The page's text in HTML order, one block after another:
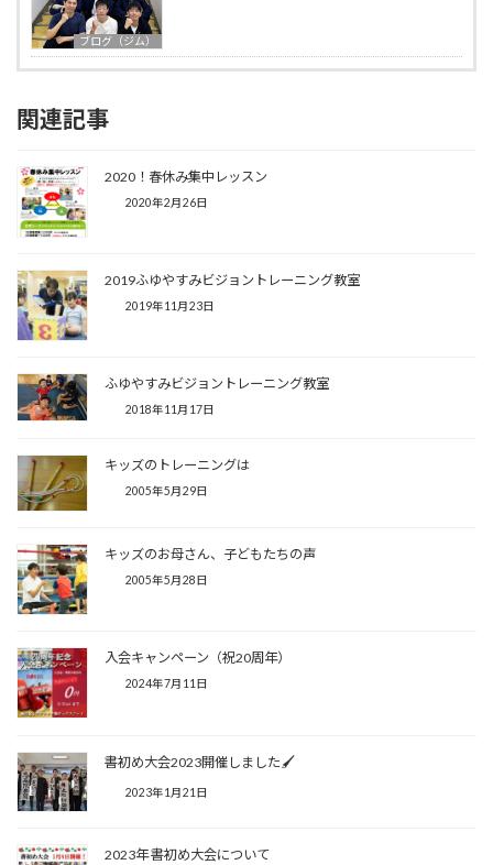
ブログ（ジム）
関連記事
2020！春休み集中レッスン
2020年2月26日
2019ふゆやすみビジョントレーニング教室
2019年11月23日
ふゆやすみビジョントレーニング教室
2018年11月17日
キッズのトレーニングは
2005年5月29日
キッズのお母さん、子どもたちの声
2005年5月28日
入会キャンペーン（祝20周年）
2024年7月11日
書初め大会2023開催しました🖌
2023年1月21日
2023年 書初め大会について